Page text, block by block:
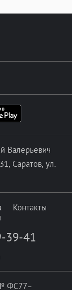
Валерьевич
Саратов, ул.
Контакты
39-41
ФС77–